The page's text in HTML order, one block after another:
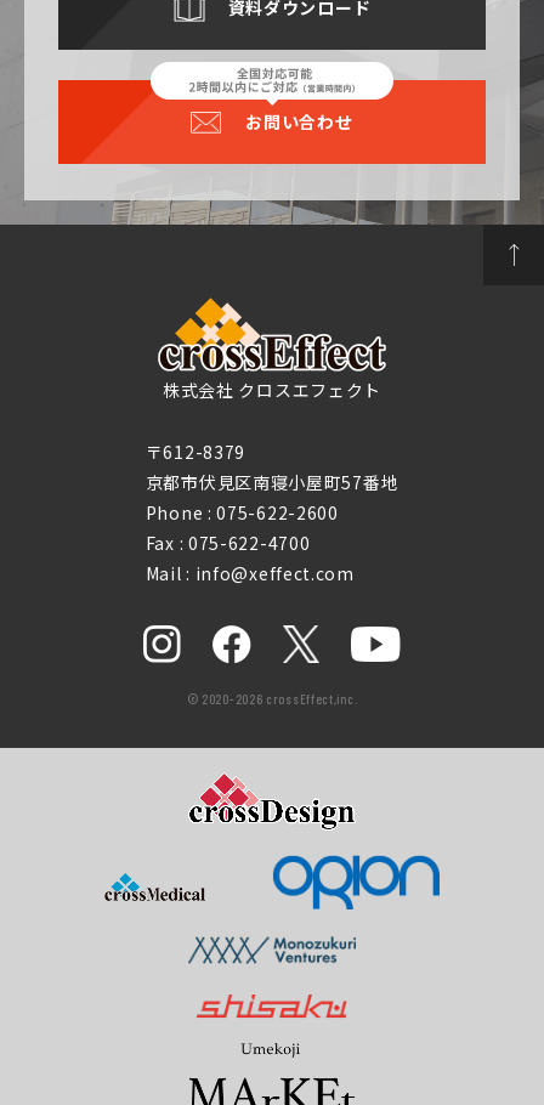
資料ダウンロード
お問い合わせ
株式会社 クロスエフェクト
〒612-8379
京都市伏見区南寝小屋町57番地
Phone :075-622-2600
Fax : 075-622-4700
Mail : info@xeffect.com
© 2020-2026 crossEffect,inc.